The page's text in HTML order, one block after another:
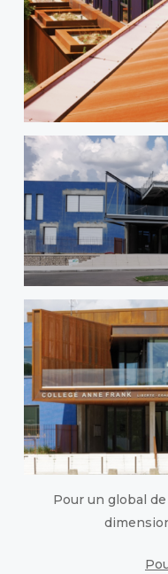
Pour un global